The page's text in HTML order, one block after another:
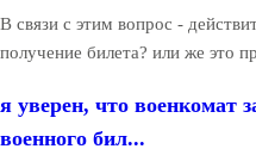
В связи с этим вопрос -
получение билета? или же это
я уверен, что военкомат
военного бил...